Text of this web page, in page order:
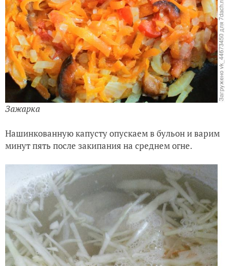
Зажарка
Нашинкованную капусту опускаем в бульон и варим
минут пять после закипания на среднем огне.